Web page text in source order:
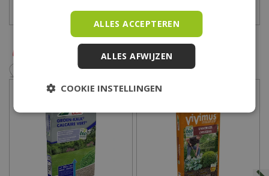
ALLES ACCEPTEREN
ALLES AFWIJZEN
COOKIE INSTELLINGEN